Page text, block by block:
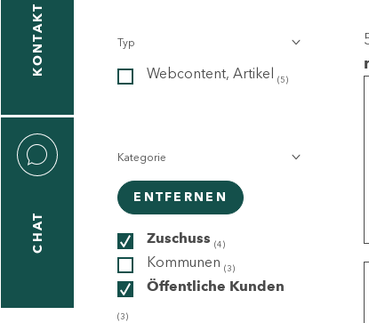
KONTAKT
CHAT
Typ
Webcontent, Artikel (5)
Kategorie
ENTFERNEN
Zuschuss (4)
Kommunen (3)
Öffentliche Kunden
(3)